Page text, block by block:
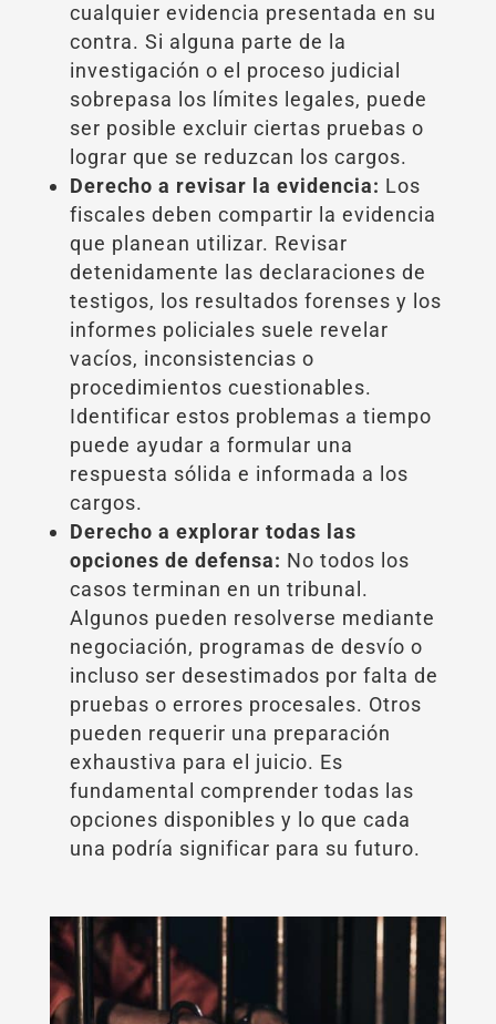
cualquier evidencia presentada en su
contra. Si alguna parte de la
investigación o el proceso judicial
sobrepasa los límites legales, puede
ser posible excluir ciertas pruebas o
lograr que se reduzcan los cargos.
Derecho a revisar la evidencia: Los
fiscales deben compartir la evidencia
que planean utilizar. Revisar
detenidamente las declaraciones de
testigos, los resultados forenses y los
informes policiales suele revelar
vacíos, inconsistencias o
procedimientos cuestionables.
Identificar estos problemas a tiempo
puede ayudar a formular una
respuesta sólida e informada a los
cargos.
Derecho a explorar todas las
opciones de defensa: No todos los
casos terminan en un tribunal.
Algunos pueden resolverse mediante
negociación, programas de desvío o
incluso ser desestimados por falta de
pruebas o errores procesales. Otros
pueden requerir una preparación
exhaustiva para el juicio. Es
fundamental comprender todas las
opciones disponibles y lo que cada
una podría significar para su futuro.